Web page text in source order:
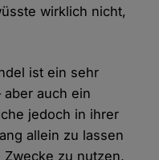
wirklich nicht,
ist ein sehr
aber auch ein
jedoch in ihrer
allein zu lassen
zu nutzen,